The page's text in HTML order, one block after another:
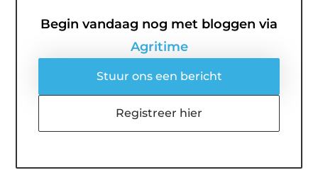
Begin vandaag nog met bloggen via
Agritime
Stuur ons een bericht
Registreer hier